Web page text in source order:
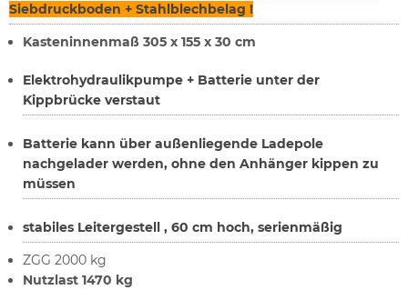
Siebdruckboden + Stahlblechbelag !
Kasteninnenmaß 305 x 155 x 30 cm
Elektrohydraulikpumpe + Batterie unter der
Kippbrücke verstaut
Batterie kann über außenliegende Ladepole
nachgelader werden, ohne den Anhänger kippen zu
müssen
stabiles Leitergestell , 60 cm hoch, serienmäßig
ZGG 2000 kg
Nutzlast 1470 kg